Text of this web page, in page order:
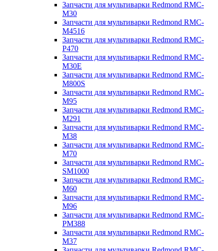
Запчасти для мультиварки Redmond RMC-
M30
Запчасти для мультиварки Redmond RMC-
M4516
Запчасти для мультиварки Redmond RMC-
P470
Запчасти для мультиварки Redmond RMC-
M30E
Запчасти для мультиварки Redmond RMC-
M800S
Запчасти для мультиварки Redmond RMC-
M95
Запчасти для мультиварки Redmond RMC-
M291
Запчасти для мультиварки Redmond RMC-
M38
Запчасти для мультиварки Redmond RMC-
M70
Запчасти для мультиварки Redmond RMC-
SM1000
Запчасти для мультиварки Redmond RMC-
M60
Запчасти для мультиварки Redmond RMC-
M96
Запчасти для мультиварки Redmond RMC-
PM388
Запчасти для мультиварки Redmond RMC-
M37